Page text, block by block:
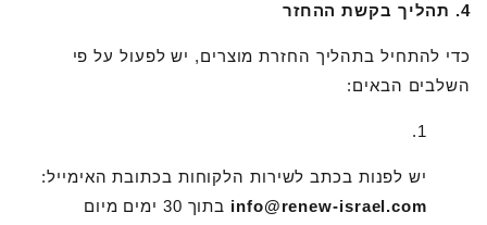
4. תהליך בקשת ההחזר
כדי להתחיל בתהליך החזרת מוצרים, יש לפעול על פי
השלבים הבאים:
יש לפנות בכתב לשירות הלקוחות בכתובת האימייל:
info@renew-israel.com
בתוך 30 ימים מיום